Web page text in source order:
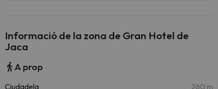
Informació de la zona de Gran Hotel de
Jaca
A prop
Ciudadela 260 m